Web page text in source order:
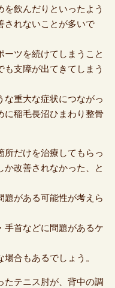
飲んだりといったよう
されないことが多いで
ーツを続けてしまうこと
支障が出てきてしまう
な重大な症状につながっ
に稲毛長沼ひまわり整骨
所だけを治療してもらっ
改善されなかった、と
題がある可能性が考えら
手首などに問題があるケ
合もあるでしょう。
たテニス肘が、背中の調